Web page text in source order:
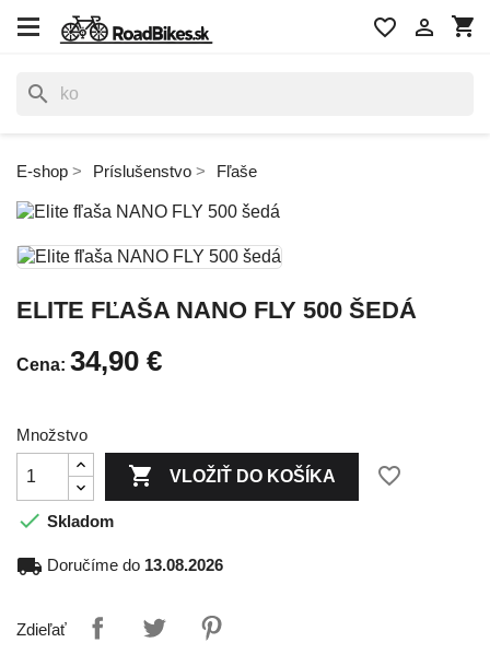
shopping_cart

favorite_border
search
E-shop Príslušenstvo Fľaše
ELITE FĽAŠA NANO FLY 500 ŠEDÁ
Cena: 34,90 €
Množstvo
 VLOŽIŤ DO KOŠÍKA
favorite_border
 Skladom
local_shipping Doručíme do 13.08.2026
Zdieľať